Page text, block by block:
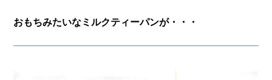
おもちみたいなミルクティーパンが・・・